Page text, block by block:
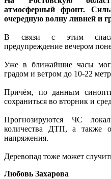
атмосферный фронт.
очередную волну ливней и
В связи с этим
предупреждение вечером
Уже в ближайшие часы
градом и ветром до 10-22
Причём, по данным
сохраниться во вторник и
Прогнозируются ЧС
количества ДТП, а
напряжения.
Деревопад тоже может
Любовь Захарова